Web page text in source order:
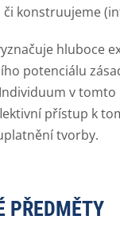
či konstruujeme
hluboce
potenciálu
v
přístup k
tvorby.
PŘEDMĚTY